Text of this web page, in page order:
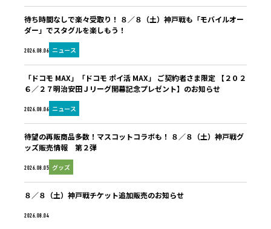
2026.08.06 ニュース
待ち時間なしで楽々受取り！ ８／８（土）神戸戦も「モバイルオー
ダー」でスタグルを楽しもう！
2026.08.06 ニュース
「ドコモ MAX」「ドコモ ポイ活 MAX」 ご契約者さま限定 【２０２
６／２７明治安田Ｊリーグ開幕記念プレゼント】のお知らせ
2026.08.05 グッズ
待望の再販商品多数！マスコットコラボも！ ８／８（土）神戸戦グ
ッズ販売情報 第２弾
2026.08.04
８／８（土）神戸戦チケット追加販売のお知らせ